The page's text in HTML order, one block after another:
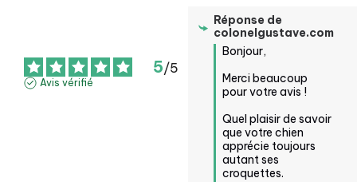
5/5
Avis vérifié
Réponse de
colonelgustave.com
Bonjour,
Merci beaucoup
pour votre avis !
Quel plaisir de savoir
que votre chien
apprécie toujours
autant ses
croquettes.